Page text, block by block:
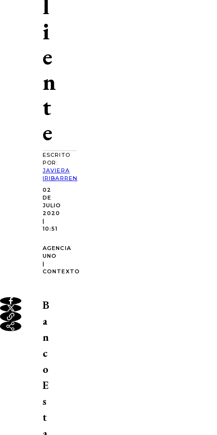
i
e
n
t
e
ESCRITO
POR:
JAVIERA
IRIBARREN
02
DE
JULIO
2020
|
10:51
AGENCIA
UNO
|
CONTEXTO
B
a
n
c
o
E
s
t